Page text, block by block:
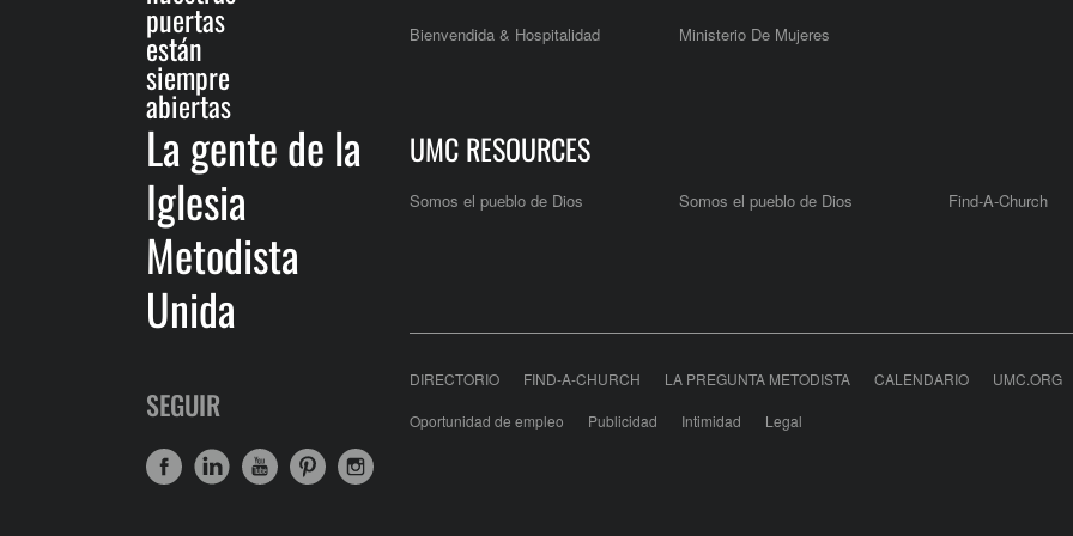
puertas
están
siempre
abiertas
La gente de la
Iglesia
Metodista
Unida
SEGUIR
Bienvendida & Hospitalidad
Ministerio De Mujeres
UMC RESOURCES
Somos el pueblo de Dios Somos el pueblo de Dios Find-A-Church
DIRECTORIO FIND-A-CHURCH LA PREGUNTA METODISTA CALENDARIO UMC.ORG
Oportunidad de empleo Publicidad Intimidad Legal